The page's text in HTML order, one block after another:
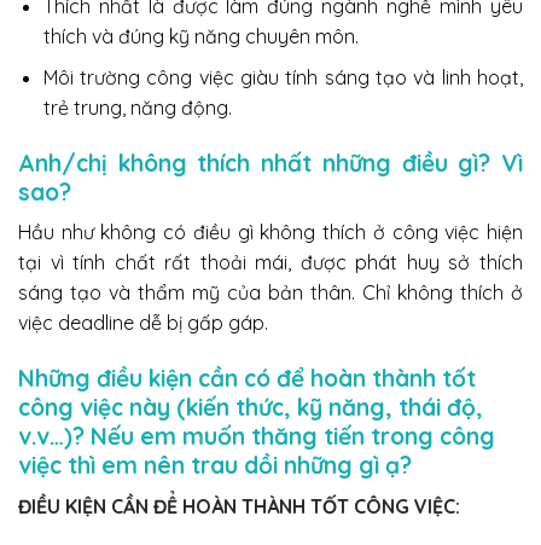
Thích nhất là được làm đúng ngành nghề mình yêu
thích và đúng kỹ năng chuyên môn.
Môi trường công việc giàu tính sáng tạo và linh hoạt,
trẻ trung, năng động.
Anh/chị không thích nhất những điều gì? Vì
sao?
Hầu như không có điều gì không thích ở công việc hiện
tại vì tính chất rất thoải mái, được phát huy sở thích
sáng tạo và thẩm mỹ của bản thân. Chỉ không thích ở
việc deadline dễ bị gấp gáp.
Những điều kiện cần có để hoàn thành tốt
công việc này (kiến thức, kỹ năng, thái độ,
v.v…)? Nếu em muốn thăng tiến trong công
việc thì em nên trau dồi những gì ạ?
ĐIỀU KIỆN CẦN ĐỂ HOÀN THÀNH TỐT CÔNG VIỆC: